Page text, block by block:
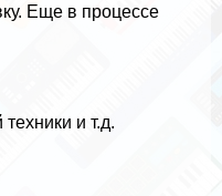
Еще в процессе
и т.д.